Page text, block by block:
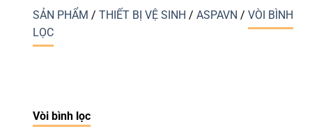
SẢN PHẨM / THIẾT BỊ VỆ SINH / ASPAVN / VÒI BÌNH
LỌC
Vòi bình lọc